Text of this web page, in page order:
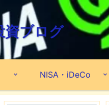
資ブログ
NISA・iDeCo